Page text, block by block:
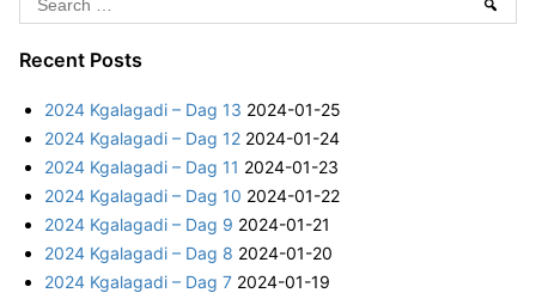
e
a
c
h
o
Recent Posts
2024 Kgalagadi – Dag 13 2024-01-25
2024 Kgalagadi – Dag 12 2024-01-24
2024 Kgalagadi – Dag 11 2024-01-23
2024 Kgalagadi – Dag 10 2024-01-22
2024 Kgalagadi – Dag 9 2024-01-21
2024 Kgalagadi – Dag 8 2024-01-20
2024 Kgalagadi – Dag 7 2024-01-19